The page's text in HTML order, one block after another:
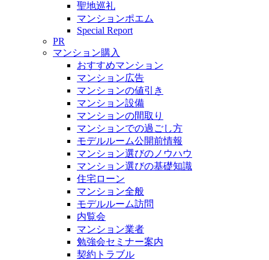
聖地巡礼
マンションポエム
Special Report
PR
マンション購入
おすすめマンション
マンション広告
マンションの値引き
マンション設備
マンションの間取り
マンションでの過ごし方
モデルルーム公開前情報
マンション選びのノウハウ
マンション選びの基礎知識
住宅ローン
マンション全般
モデルルーム訪問
内覧会
マンション業者
勉強会セミナー案内
契約トラブル